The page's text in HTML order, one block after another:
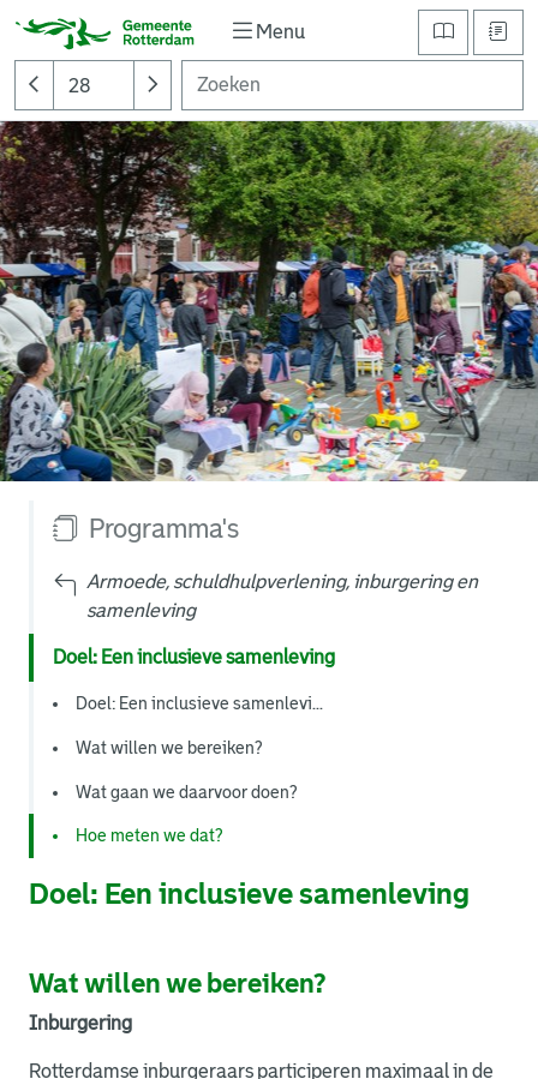
Menu
Programma's
Armoede, schuldhulpverlening, inburgering en
samenleving
Doel: Een inclusieve samenleving
Doel: Een inclusieve samenlevi...
Wat willen we bereiken?
Wat gaan we daarvoor doen?
Hoe meten we dat?
Doel: Een inclusieve samenleving
Wat willen we bereiken?
Inburgering
Rotterdamse inburgeraars participeren maximaal in de